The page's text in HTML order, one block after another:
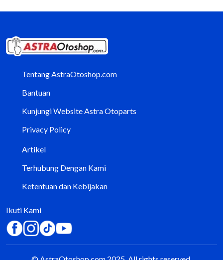
Tentang AstraOtoshop.com
Bantuan
Kunjungi Website Astra Otoparts
Privacy Policy
Artikel
Terhubung Dengan Kami
Ketentuan dan Kebijakan
Ikuti Kami